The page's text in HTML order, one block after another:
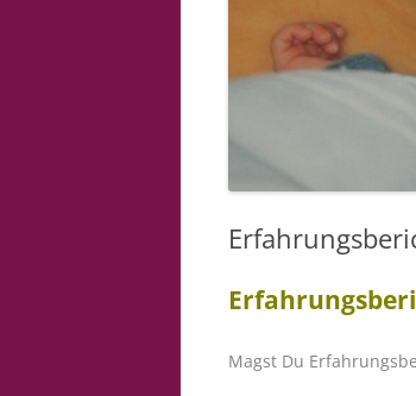
Magst Du